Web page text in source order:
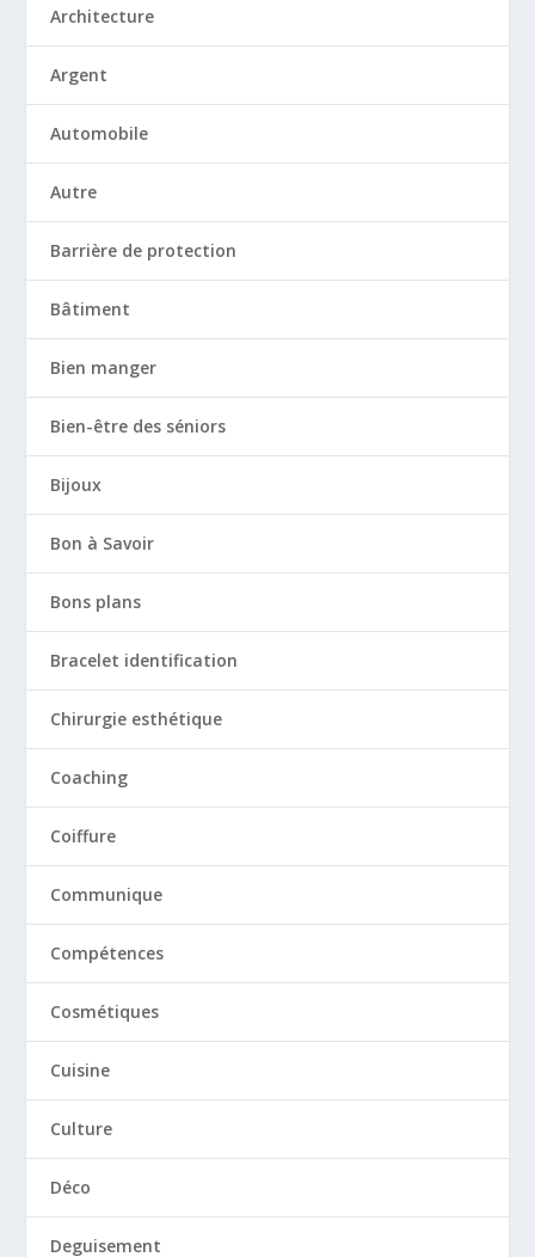
Architecture
Argent
Automobile
Autre
Barrière de protection
Bâtiment
Bien manger
Bien-être des séniors
Bijoux
Bon à Savoir
Bons plans
Bracelet identification
Chirurgie esthétique
Coaching
Coiffure
Communique
Compétences
Cosmétiques
Cuisine
Culture
Déco
Deguisement